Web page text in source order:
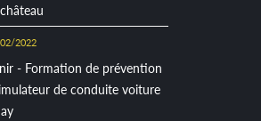
2022
- Formation de prévention
de conduite voiture